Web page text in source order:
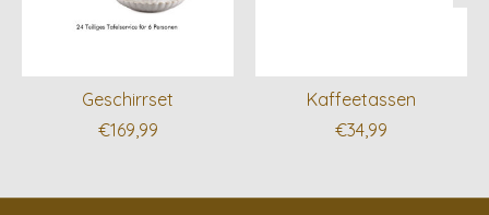
Geschirrset
€169,99
Kaffeetassen
€34,99